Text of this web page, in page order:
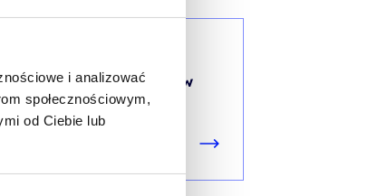
i analizować
społecznościowym,
od Ciebie lub
SQL dla analityków
- zaawansowany